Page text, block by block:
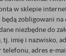
w sklepie
zobligowani na
niezbędne do
tj. imię i nazwisko,
telefonu, adres e-